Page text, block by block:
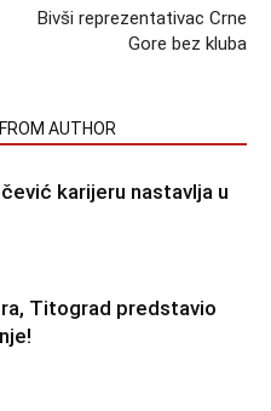
Bivši reprezentativac Crne
Gore bez kluba
AUTHOR
karijeru nastavlja u
Titograd predstavio